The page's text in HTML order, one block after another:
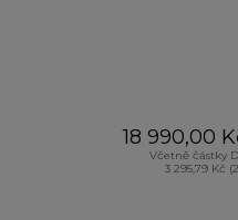
18 990,00
Včetně částky
3 295,79 Kč